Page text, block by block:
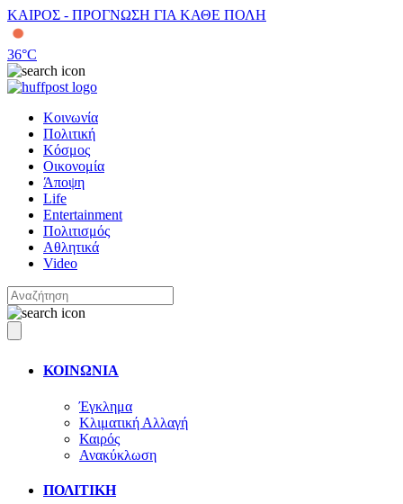
ΚΑΙΡΟΣ - ΠΡΟΓΝΩΣΗ ΓΙΑ ΚΑΘΕ ΠΟΛΗ
36°C
Κοινωνία
Πολιτική
Κόσμος
Οικονομία
Άποψη
Life
Entertainment
Πολιτισμός
Αθλητικά
Video
ΚΟΙΝΩΝΙΑ
Έγκλημα
Κλιματική Αλλαγή
Καιρός
Ανακύκλωση
ΠΟΛΙΤΙΚΗ